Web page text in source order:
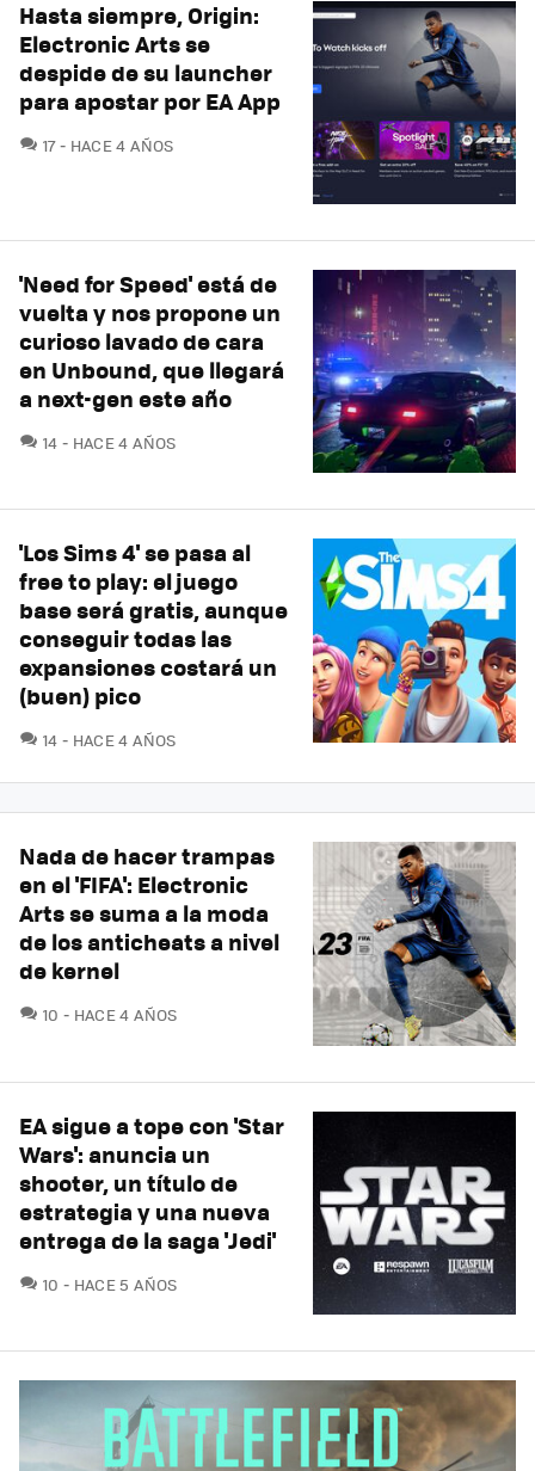
Hasta siempre, Origin:
Electronic Arts se
despide de su launcher
para apostar por EA App
17COMENTARIOS
HACE 4 AÑOS
'Need for Speed' está de
vuelta y nos propone un
curioso lavado de cara
en Unbound, que llegará
a next-gen este año
14 COMENTARIOS
HACE 4 AÑOS
'Los Sims 4' se pasa al
free to play: el juego
base será gratis, aunque
conseguir todas las
expansiones costará un
(buen) pico
14 COMENTARIOS
HACE 4 AÑOS
Nada de hacer trampas
en el 'FIFA': Electronic
Arts se suma a la moda
de los anticheats a nivel
de kernel
10 COMENTARIOS
HACE 4 AÑOS
EA sigue a tope con 'Star
Wars': anuncia un
shooter, un título de
estrategia y una nueva
entrega de la saga 'Jedi'
10 COMENTARIOS
HACE 5 AÑOS